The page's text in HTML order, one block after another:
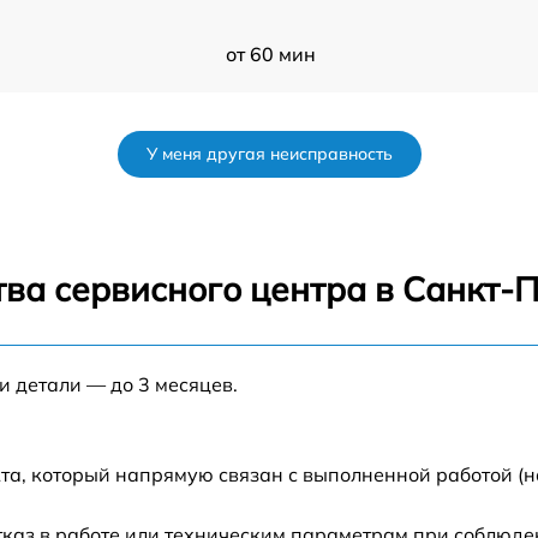
от 60 мин
от 60 мин
от 80 мин
У меня другая неисправность
сервисного центра в Санкт-
детали — до 3 месяцев.
который напрямую связан с выполненной работой